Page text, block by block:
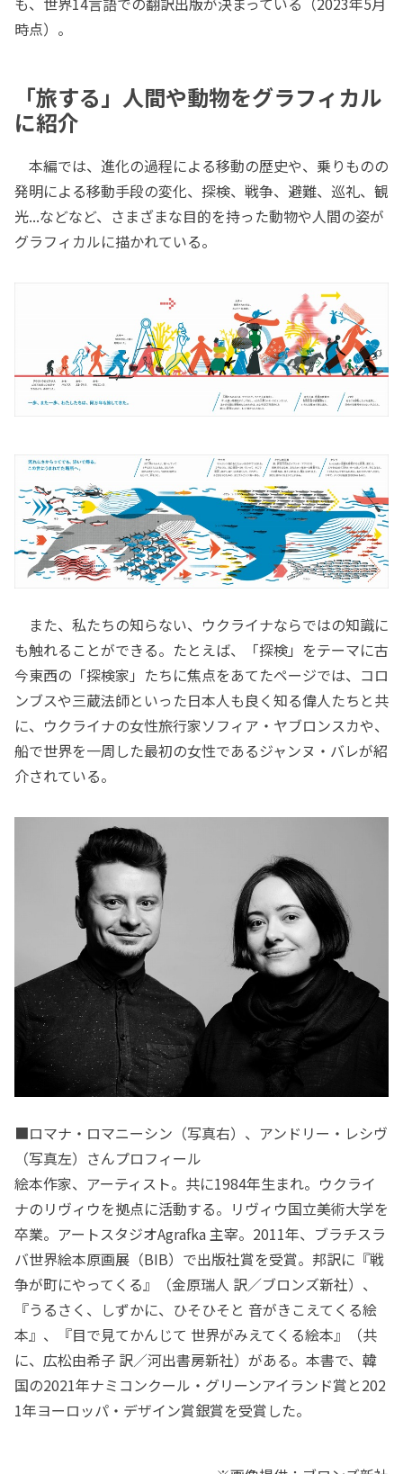
時点）。
「旅する」人間や動物をグラフィカル
に紹介
本編では、進化の過程による移動の歴史や、乗りものの
発明による移動手段の変化、探検、戦争、避難、巡礼、観
光...などなど、さまざまな目的を持った動物や人間の姿が
グラフィカルに描かれている。
また、私たちの知らない、ウクライナならではの知識に
も触れることができる。たとえば、「探検」をテーマに古
今東西の「探検家」たちに焦点をあてたページでは、コロ
ンブスや三蔵法師といった日本人も良く知る偉人たちと共
に、ウクライナの女性旅行家ソフィア・ヤブロンスカや、
船で世界を一周した最初の女性であるジャンヌ・バレが紹
介されている。
■ロマナ・ロマニーシン（写真右）、アンドリー・レシヴ
（写真左）さんプロフィール
絵本作家、アーティスト。共に1984年⽣まれ。ウクライ
ナのリヴィウを拠点に活動する。リヴィウ国⽴美術⼤学を
卒業。アートスタジオAgrafka 主宰。2011年、ブラチスラ
バ世界絵本原画展（BIB）で出版社賞を受賞。邦訳に『戦
争が町にやってくる』（⾦原瑞⼈ 訳／ブロンズ新社）、
『うるさく、しずかに、ひそひそと ⾳がきこえてくる絵
本』、『⽬で⾒てかんじて 世界がみえてくる絵本』（共
に、広松由希⼦ 訳／河出書房新社）がある。本書で、韓
国の2021年ナミコンクール・グリーンアイランド賞と202
1年ヨーロッパ・デザイン賞銀賞を受賞した。